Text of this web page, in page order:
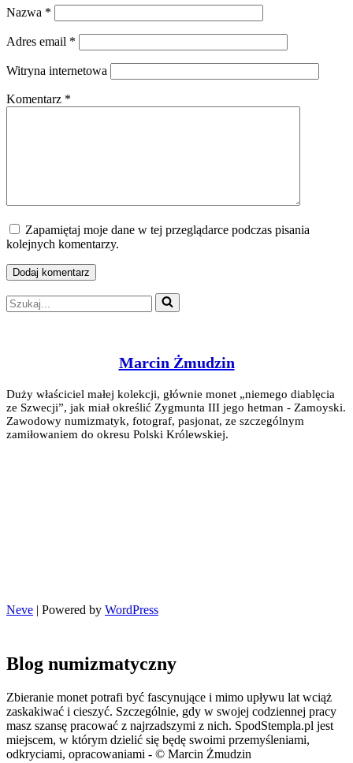
Nazwa *
Adres email *
Witryna internetowa
Komentarz *
Zapamiętaj moje dane w tej przeglądarce podczas pisania
kolejnych komentarzy.
Szukaj...
Marcin Żmudzin
Duży właściciel małej kolekcji, głównie monet „niemego diablęcia
ze Szwecji”, jak miał określić Zygmunta III jego hetman - Zamoyski.
Zawodowy numizmatyk, fotograf, pasjonat, ze szczególnym
zamiłowaniem do okresu Polski Królewskiej.
Neve | Powered by WordPress
Blog numizmatyczny
Zbieranie monet potrafi być fascynujące i mimo upływu lat wciąż
zaskakiwać i cieszyć. Szczególnie, gdy w swojej codziennej pracy
masz szansę pracować z najrzadszymi z nich. SpodStempla.pl jest
miejscem, w którym dzielić się będę swoimi przemyśleniami,
odkryciami, opracowaniami - © Marcin Żmudzin